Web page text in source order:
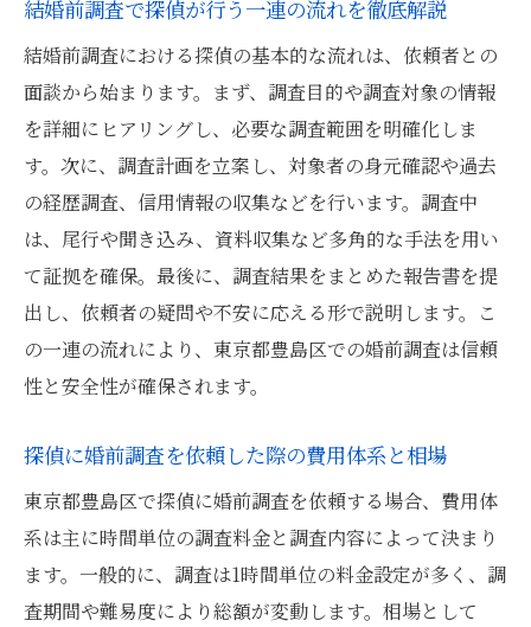
結婚前調査で探偵が行う一連の流れを徹底解説
結婚前調査における探偵の基本的な流れは、依頼者との
面談から始まります。まず、調査目的や調査対象の情報
を詳細にヒアリングし、必要な調査範囲を明確化しま
す。次に、調査計画を立案し、対象者の身元確認や過去
の経歴調査、信用情報の収集などを行います。調査中
は、尾行や聞き込み、資料収集など多角的な手法を用い
て証拠を確保。最後に、調査結果をまとめた報告書を提
出し、依頼者の疑問や不安に応える形で説明します。こ
の一連の流れにより、東京都豊島区での婚前調査は信頼
性と安全性が確保されます。
探偵に婚前調査を依頼した際の費用体系と相場
東京都豊島区で探偵に婚前調査を依頼する場合、費用体
系は主に時間単位の調査料金と調査内容によって決まり
ます。一般的に、調査は1時間単位の料金設定が多く、調
査期間や難易度により総額が変動します。相場として